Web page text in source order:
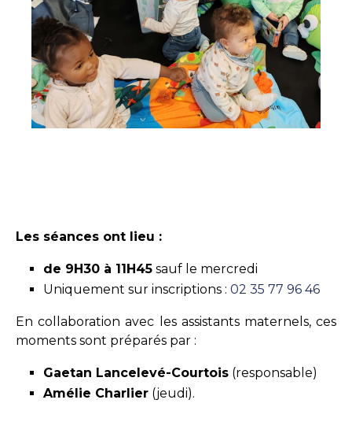
Les séances ont lieu :
de 9H30 à 11H45 sauf le mercredi
Uniquement sur inscriptions : 02 35 77 96 46
En collaboration avec les assistants maternels, ces
moments sont préparés par :
Gaetan Lancelevé-Courtois (responsable)
Amélie Charlier (jeudi).